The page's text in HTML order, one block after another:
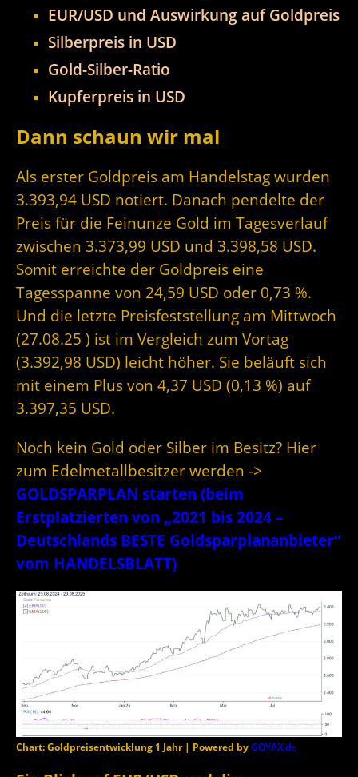
EUR/USD und Auswirkung auf Goldpreis
Silberpreis in USD
Gold-Silber-Ratio
Kupferpreis in USD
Dann schaun wir mal
Als erster Goldpreis am Handelstag wurden
3.393,94 USD notiert. Danach pendelte der
Preis für die Feinunze Gold im Tagesverlauf
zwischen 3.373,99 USD und 3.398,58 USD.
Somit erreichte der Goldpreis eine
Tagesspanne von 24,59 USD oder 0,73 %.
Und die letzte Preisfeststellung am Mittwoch
(27.08.25 ) ist im Vergleich zum Vortag
(3.392,98 USD) leicht höher. Sie beläuft sich
mit einem Plus von 4,37 USD (0,13 %) auf
3.397,35 USD.
Noch kein Gold oder Silber im Besitz? Hier
zum Edelmetallbesitzer werden ->
GOLDSPARPLAN starten (beim
Erstplatzierten von „2021 bis 2024 –
Deutschlands BESTE Goldsparplananbieter“
vom HANDELSBLATT)
Chart: Goldpreisentwicklung 1 Jahr | Powered byGOYAX.de